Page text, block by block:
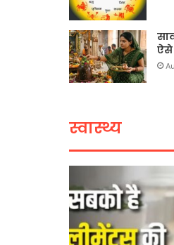
ऐसे
स्वास्थ्य